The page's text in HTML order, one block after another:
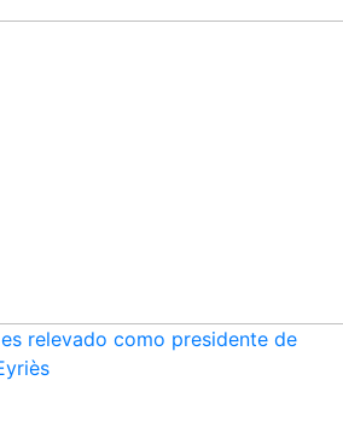
relevado como presidente de